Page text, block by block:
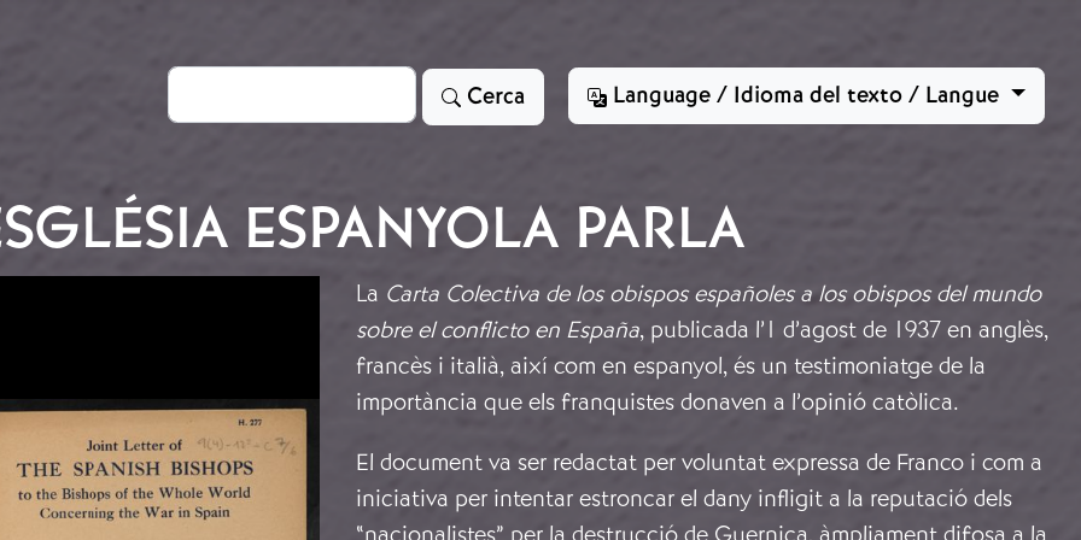
Cerca Cerca Language / Idioma del texto / Langue
ESPANYOLA PARLA
La Carta Colectiva de los obispos españoles a los obispos del mundo
sobre el conflicto en España, publicada l’1 d’agost de 1937 en anglès,
francès i italià, així com en espanyol, és un testimoniatge de la
importància que els franquistes donaven a l’opinió catòlica.
El document va ser redactat per voluntat expressa de Franco i com a
iniciativa per intentar estroncar el dany infligit a la reputació dels